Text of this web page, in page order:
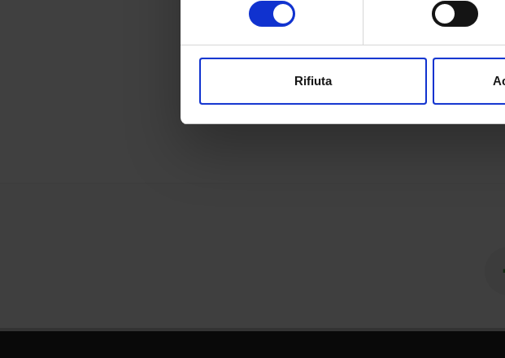
digitali).
modificare o ritirare il tuo consenso in qualsiasi
Rifiuta
Publication date